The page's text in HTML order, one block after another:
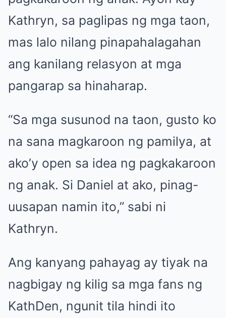
Kathryn, sa paglipas ng mga taon,
mas lalo nilang pinapahalagahan
ang kanilang relasyon at mga
pangarap sa hinaharap.
“Sa mga susunod na taon, gusto ko
na sana magkaroon ng pamilya, at
ako’y open sa idea ng pagkakaroon
ng anak. Si Daniel at ako, pinag-
uusapan namin ito,” sabi ni
Kathryn.
Ang kanyang pahayag ay tiyak na
nagbigay ng kilig sa mga fans ng
KathDen, ngunit tila hindi ito